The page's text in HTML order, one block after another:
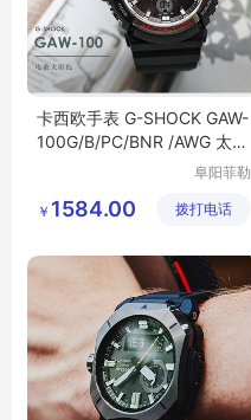
卡西欧手表 G-SHOCK GAW-
100G/B/PC/BNR /AWG 太阳
阜阳菲勒
公司
￥ 1584.00 拨打电话